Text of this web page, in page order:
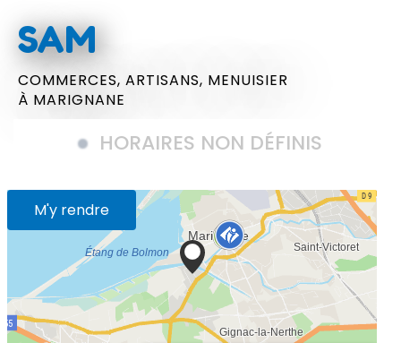
SAM
COMMERCES, ARTISANS, MENUISIER
À MARIGNANE
HORAIRES NON DÉFINIS
M'y rendre